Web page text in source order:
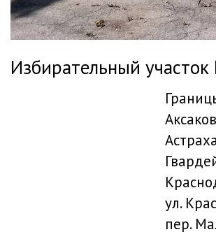
Избирательный
ул.
пер.